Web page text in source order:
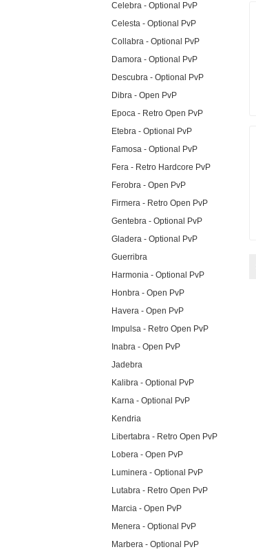
Celebra - Optional PvP
Celesta - Optional PvP
Collabra - Optional PvP
Damora - Optional PvP
Descubra - Optional PvP
Dibra - Open PvP
Epoca - Retro Open PvP
Etebra - Optional PvP
Famosa - Optional PvP
Fera - Retro Hardcore PvP
Ferobra - Open PvP
Firmera - Retro Open PvP
Gentebra - Optional PvP
Gladera - Optional PvP
Guerribra
Harmonia - Optional PvP
Honbra - Open PvP
Havera - Open PvP
Impulsa - Retro Open PvP
Inabra - Open PvP
Jadebra
Kalibra - Optional PvP
Karna - Optional PvP
Kendria
Libertabra - Retro Open PvP
Lobera - Open PvP
Luminera - Optional PvP
Lutabra - Retro Open PvP
Marcia - Open PvP
Menera - Optional PvP
Marbera - Optional PvP